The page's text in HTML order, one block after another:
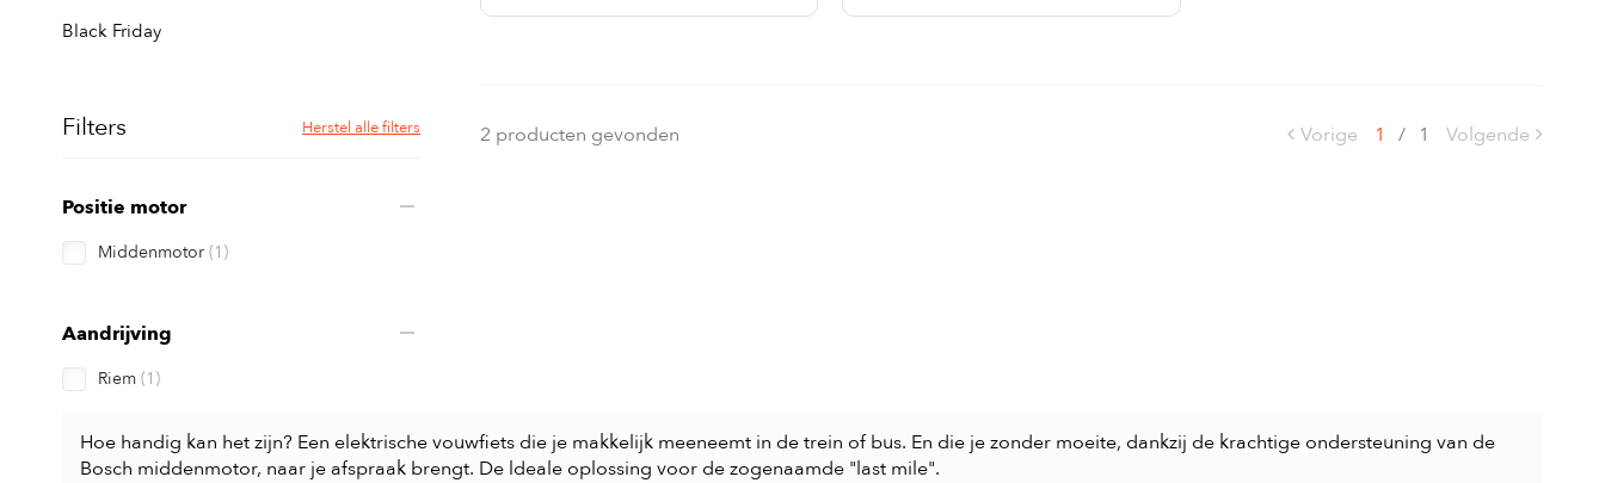
Black Friday
Filters Herstel alle filters
Positie motor
Middenmotor (1)
Aandrijving
Riem (1)
2 producten gevonden Vorige 1 / 1 Volgende
Hoe handig kan het zijn? Een elektrische vouwfiets die je makkelijk meeneemt in de trein of bus. En die je zonder moeite, dankzij de krachtige ondersteuning van de
Bosch middenmotor, naar je afspraak brengt. De ldeale oplossing voor de zogenaamde "last mile".